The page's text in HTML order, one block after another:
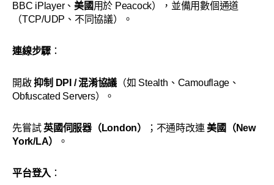
BBC iPlayer、美國用於 Peacock），並備用數個通道
（TCP/UDP、不同協議）。
連線步驟 ：
開啟抑制 DPI / 混淆協議 （如 Stealth、Camouflage、
Obfuscated Servers）。
先嘗試英國伺服器（London） ；不通時改連美國（New
York/LA）
。
平台登入 ：